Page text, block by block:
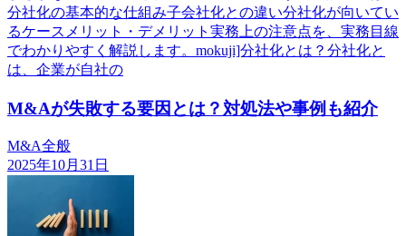
分社化の基本的な仕組み子会社化との違い分社化が向いてい
るケースメリット・デメリット実務上の注意点を、実務目線
でわかりやすく解説します。mokuji]分社化とは？分社化と
は、企業が自社の
M&Aが失敗する要因とは？対処法や事例も紹介
M&A全般
2025年10月31日